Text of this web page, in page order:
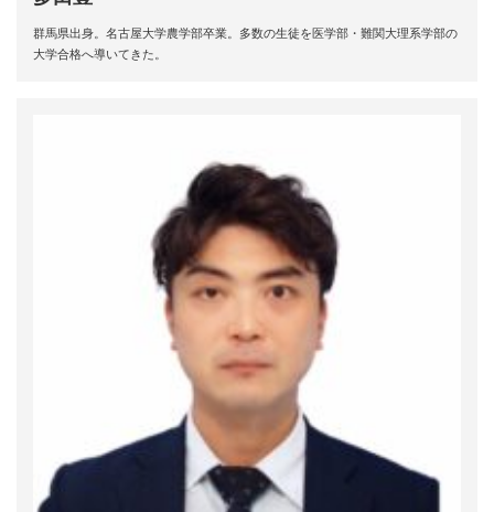
群馬県出身。名古屋大学農学部卒業。多数の生徒を医学部・難関大理系学部の
大学合格へ導いてきた。